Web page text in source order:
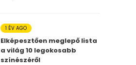
1 ÉV AGO
Elképesztően meglepő lista
a világ 10 legokosabb
színészéről